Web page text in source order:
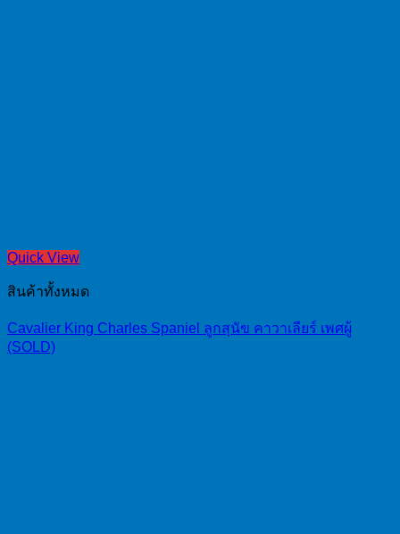
Quick View
สินค้าทั้งหมด
Cavalier King Charles Spaniel ลูกสุนัข คาวาเลียร์ เพศผู้
(SOLD)